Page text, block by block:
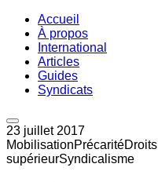
Accueil
À propos
International
Articles
Guides
Syndicats
23 juillet 2017
MobilisationPrécaritéDroits
supérieurSyndicalisme